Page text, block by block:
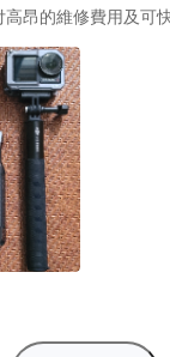
昂的維修費用及可